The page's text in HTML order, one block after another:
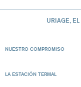
URIAGE,
NUESTRO COMPROMISO
LA ESTACIÓN TERMAL